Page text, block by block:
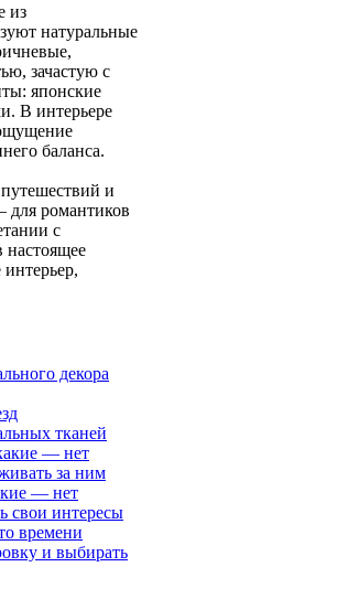
из
натуральные
зачастую с
японские
В интерьере
баланса.
и
романтиков
с
настоящее
декора
тканей
— нет
за ним
— нет
свои интересы
времени
и выбирать